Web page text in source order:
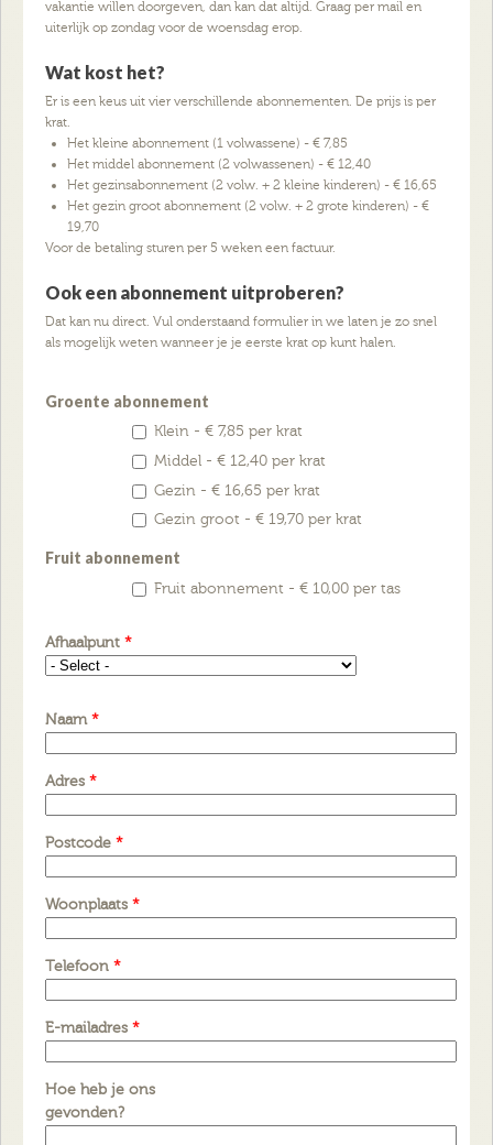
vakantie willen doorgeven, dan kan dat altijd. Graag per mail en
uiterlijk op zondag voor de woensdag erop.
Wat kost het?
Er is een keus uit vier verschillende abonnementen. De prijs is per
krat.
Het kleine abonnement (1 volwassene) - € 7,85
Het middel abonnement (2 volwassenen) - € 12,40
Het gezinsabonnement (2 volw. + 2 kleine kinderen) - € 16,65
Het gezin groot abonnement (2 volw. + 2 grote kinderen) - €
19,70
Voor de betaling sturen per 5 weken een factuur.
Ook een abonnement uitproberen?
Dat kan nu direct. Vul onderstaand formulier in we laten je zo snel
als mogelijk weten wanneer je je eerste krat op kunt halen.
Groente abonnement
Klein - € 7,85 per krat
Middel - € 12,40 per krat
Gezin - € 16,65 per krat
Gezin groot - € 19,70 per krat
Fruit abonnement
Fruit abonnement - € 10,00 per tas
Afhaalpunt *
Naam *
Adres *
Postcode *
Woonplaats *
Telefoon *
E-mailadres *
Hoe heb je ons
gevonden?